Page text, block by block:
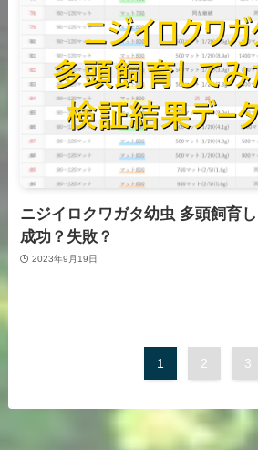
ニジイロクワガタ幼虫 多頭飼育
成功？失敗？
2023年9月19日
1 2 3